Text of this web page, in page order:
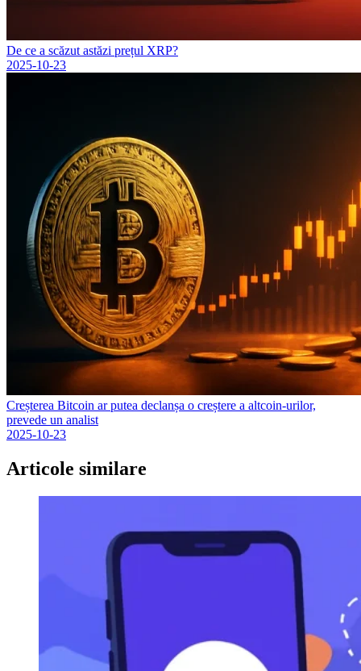
De ce a scăzut astăzi prețul XRP?
2025-10-23
Creșterea Bitcoin ar putea declanșa o creștere a altcoin-urilor,
prevede un analist
2025-10-23
Articole similare